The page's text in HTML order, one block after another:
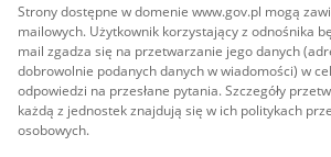
Strony dostępne w domenie www.gov.pl mogą
mailowych. Użytkownik korzystający z odnośnika
mail zgadza się na przetwarzanie jego danych
dobrowolnie podanych danych w wiadomości) w
odpowiedzi na przesłane pytania. Szczegóły
każdą z jednostek znajdują się w ich politykach
osobowych.